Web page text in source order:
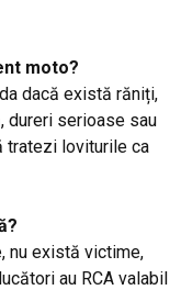
moto?
dacă există răniți,
dureri serioase sau
tratezi loviturile ca
nu există victime,
au RCA valabil